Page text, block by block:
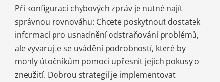
Při konfiguraci chybových zpráv je nutné najít
správnou rovnováhu: Chcete poskytnout dostatek
informací pro usnadnění odstraňování problémů,
ale vyvarujte se uvádění podrobností, které by
mohly útočníkům pomoci upřesnit jejich pokusy o
zneužití. Dobrou strategií je implementovat